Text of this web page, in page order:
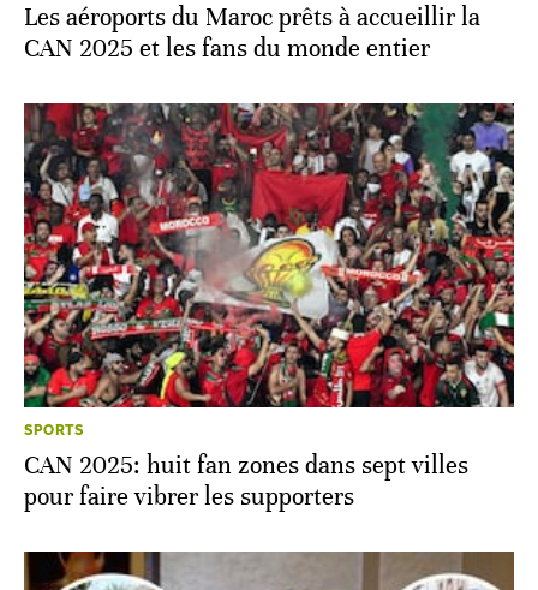
Les aéroports du Maroc prêts à accueillir la
CAN 2025 et les fans du monde entier
SPORTS
CAN 2025: huit fan zones dans sept villes
pour faire vibrer les supporters